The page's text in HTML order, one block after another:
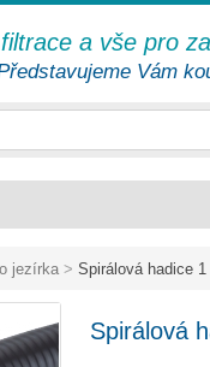
jezírka > Spirálová hadice
Spirálová
a vše pro
Vám